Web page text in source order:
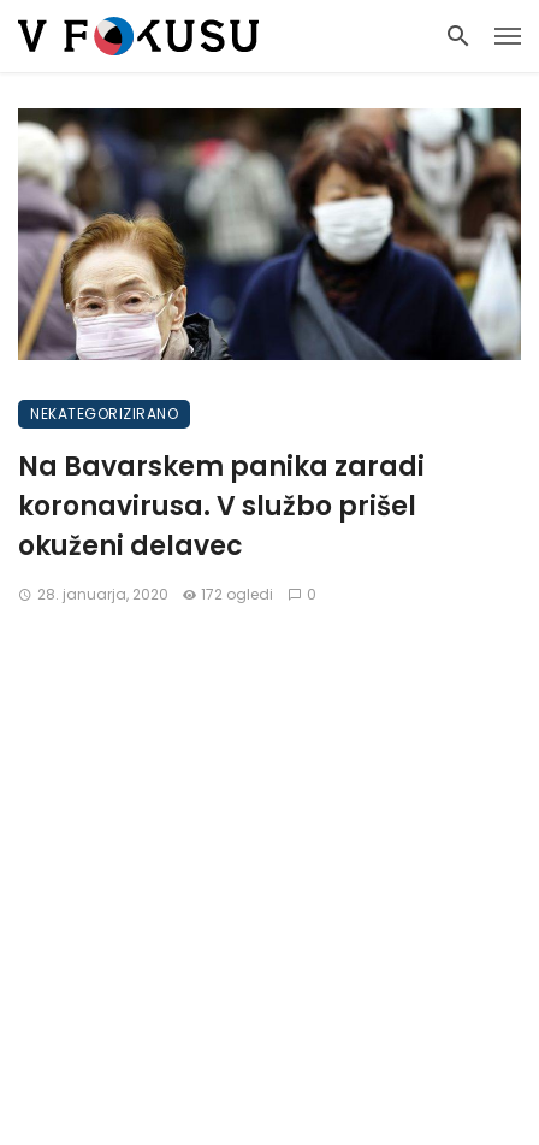
NEKATEGORIZIRANO
Na Bavarskem panika zaradi
koronavirusa. V službo prišel
okuženi delavec
28. januarja, 2020 172 ogledi 0